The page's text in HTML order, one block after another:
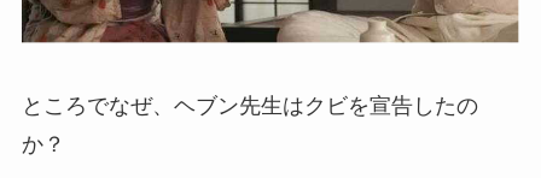
ところでなぜ、ヘブン先生はクビを宣告したの
か？